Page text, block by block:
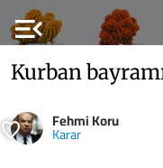
menu_open
Kurban
Fehmi Koru
Karar